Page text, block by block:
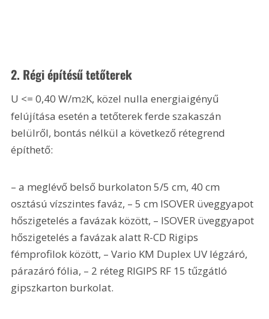
2. Régi építésű tetőterek
U <= 0,40 W/m2K, közel nulla energiaigényű
felújítása esetén a tetőterek ferde szakaszán
belülről, bontás nélkül a következő rétegrend
építhető:
– a meglévő belső burkolaton 5/5 cm, 40 cm
osztású vízszintes faváz, – 5 cm ISOVER üveggyapot
hőszigetelés a favázak között, – ISOVER üveggyapot
hőszigetelés a favázak alatt R-CD Rigips
fémprofilok között, – Vario KM Duplex UV légzáró,
párazáró fólia, – 2 réteg RIGIPS RF 15 tűzgátló
gipszkarton burkolat.